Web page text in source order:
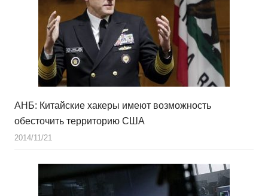
АНБ: Китайские хакеры имеют возможность
обесточить территорию США
2014/11/21